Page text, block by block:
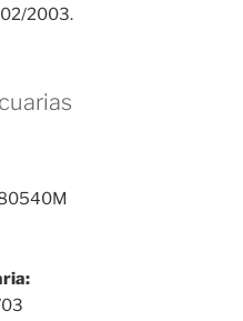
02/2003.